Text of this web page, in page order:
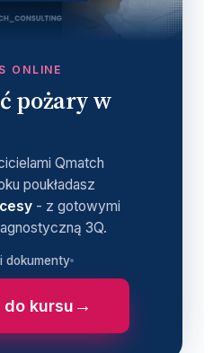
ONLINE
pożary w
Qmatch
poukładasz
- z gotowymi
3Q.
dokumenty
kursu →